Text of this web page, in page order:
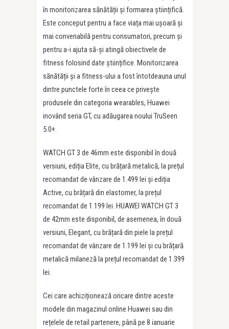
în monitorizarea sănătății și formarea științifică.
Este conceput pentru a face viața mai ușoară și
mai convenabilă pentru consumatori, precum și
pentru a-i ajuta să-și atingă obiectivele de
fitness folosind date științifice. Monitorizarea
sănătății și a fitness-ului a fost întotdeauna unul
dintre punctele forte în ceea ce privește
produsele din categoria wearables, Huawei
inovând seria GT, cu adăugarea noului TruSeen
5.0+.
WATCH GT 3 de 46mm este disponibil în două
versiuni, ediția Elite, cu brățară metalică, la prețul
recomandat de vânzare de 1.499 lei și ediția
Active, cu brățară din elastomer, la prețul
recomandat de 1.199 lei. HUAWEI WATCH GT 3
de 42mm este disponibil, de asemenea, în două
versiuni, Elegant, cu brățară din piele la prețul
recomandat de vânzare de 1.199 lei și cu brățară
metalică milaneză la prețul recomandat de 1.399
lei.
Cei care achiziționează oricare dintre aceste
modele din magazinul online Huawei sau din
rețelele de retail partenere, până pe 8 ianuarie